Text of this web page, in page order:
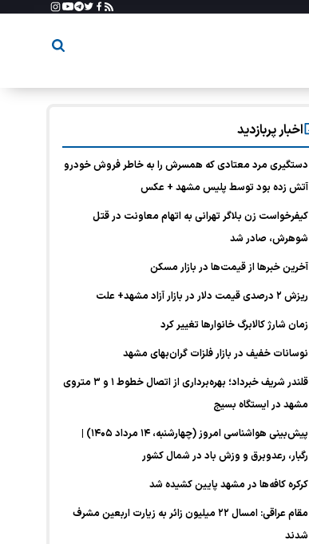
اخبار پربازدید
دستگیری مرد معتادی که همسرش را به خاطر فروش خودرو
آتش زده بود توسط پلیس مشهد + عکس
کیفرخواست زن بلاگر تهرانی به اتهام معاونت در قتل
شوهرش، صادر شد
آخرین خبر‌ها از قیمت‌ها در بازار مسکن
ریزش ۲ درصدی قیمت دلار در بازار آزاد مشهد+ علت
زمان شارژ کالابرگ خانوارها تغییر کرد
نوسانات خفیف در بازار فلزات گران‌بهای مشهد
قلندر شریف خبرداد؛ بهره‌برداری از اتصال خطوط ۱ و ۳ متروی
مشهد در ایستگاه بسیج
پیش‌بینی هواشناسی امروز (چهارشنبه، ۱۴ مرداد ۱۴۰۵) |
رگبار، رعدوبرق و وزش باد در شمال کشور
کرکره کافه‌ها در مشهد پایین کشیده شد
مقام عراقی: امسال ۲۲ میلیون زائر به زیارت اربعین مشرف
شدند